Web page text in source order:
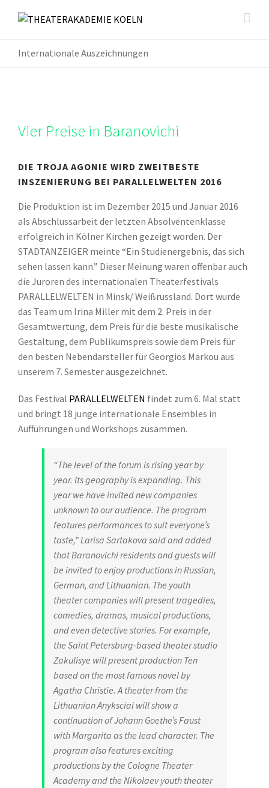
Internationale Auszeichnungen
Vier Preise in Baranovichi
DIE TROJA AGONIE WIRD ZWEITBESTE
INSZENIERUNG BEI PARALLELWELTEN 2016
Die Produktion ist im Dezember 2015 und Januar 2016
als Abschlussarbeit der letzten Absolventenklasse
erfolgreich in Kölner Kirchen gezeigt worden. Der
STADTANZEIGER meinte “Ein Studienergebnis, das sich
sehen lassen kann.” Dieser Meinung waren offenbar auch
die Juroren des internationalen Theaterfestivals
PARALLELWELTEN in Minsk/ Weißrussland. Dort wurde
das Team um Irina Miller mit dem 2. Preis in der
Gesamtwertung, dem Preis für die beste musikalische
Gestaltung, dem Publikumspreis sowie dem Preis für
den besten Nebendarsteller für Georgios Markou aus
unserem 7. Semester ausgezeichnet.
Das Festival PARALLELWELTEN findet zum 6. Mal statt
und bringt 18 junge internationale Ensembles in
Aufführungen und Workshops zusammen.
“The level of the forum is rising year by
year. Its geography is expanding. This
year we have invited new companies
unknown to our audience. The program
features performances to suit everyone’s
taste,” Larisa Sartakova said and added
that Baranovichi residents and guests will
be invited to enjoy productions in Russian,
German, and Lithuanian. The youth
theater companies will present tragedies,
comedies, dramas, musical productions,
and even detective stories. For example,
the Saint Petersburg-based theater studio
Zakulisye will present production Ten
based on the most famous novel by
Agatha Christie. A theater from the
Lithuanian Anyksciai will show a
continuation of Johann Goethe’s Faust
with Margarita as the lead character. The
program also features exciting
productions by the Cologne Theater
Academy and the Nikolaev youth theater